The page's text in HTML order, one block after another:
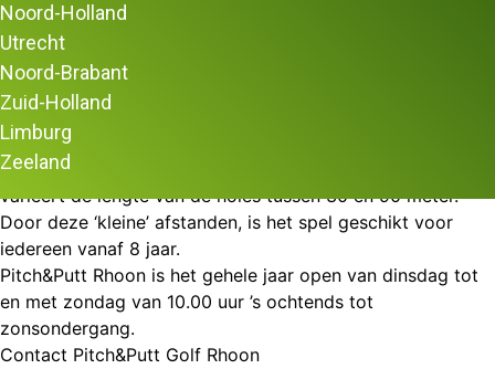
Noord-Holland
Utrecht
Noord-Brabant
Zuid-Holland
Limburg
Zeeland
Kom leren golfen bij
Pitch&Putt Golf Rhoon
Pitch&Putt Golf is golf voor iedereen. Dit maakt Pitch&Putt
Golf uniek, want ook zonder golfervaring, mag je er
golfen. De golfbaan bestaat uit een kleine 18-holes en is
voor elk niveau een uitdaging. Van de afslag tot de vlag,
varieert de lengte van de holes tussen 30 en 90 meter.
Door deze ‘kleine’ afstanden, is het spel geschikt voor
iedereen vanaf 8 jaar.
Pitch&Putt Rhoon is het gehele jaar open van dinsdag tot
en met zondag van 10.00 uur ’s ochtends tot
zonsondergang.
Contact Pitch&Putt Golf Rhoon